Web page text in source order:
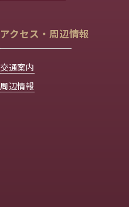
アクセス・周辺情報
交通案内
周辺情報